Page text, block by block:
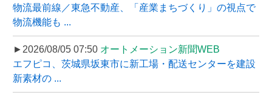
物流最前線／東急不動産、「産業まちづくり」の視点で
物流機能も ...
►2026/08/05 07:50 オートメーション新聞WEB
エフピコ、茨城県坂東市に新工場・配送センターを建設
新素材の ...